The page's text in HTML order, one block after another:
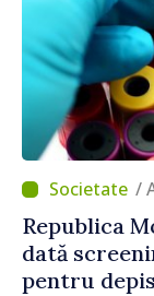
Republica
dată
pentru